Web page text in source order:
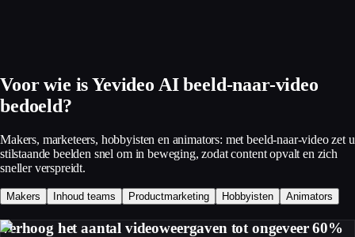
Voor wie is Yevideo AI beeld-naar-video
bedoeld?
Makers, marketeers, hobbyisten en animators: met beeld-naar-video zet u
stilstaande beelden snel om in beweging, zodat content opvalt en zich
sneller verspreidt.
Makers Inhoud teams Productmarketing Hobbyisten Animators
Verhoog het aantal videoweergaven tot ongeveer 60%